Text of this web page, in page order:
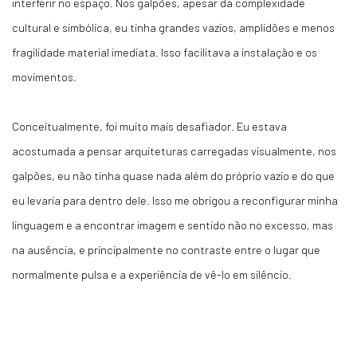
cultural e simbólica, eu tinha grandes vazios, amplidões e menos
fragilidade material imediata. Isso facilitava a instalação e os
movimentos.
Conceitualmente, foi muito mais desafiador. Eu estava
acostumada a pensar arquiteturas carregadas visualmente, nos
galpões, eu não tinha quase nada além do próprio vazio e do que
eu levaria para dentro dele. Isso me obrigou a reconfigurar minha
linguagem e a encontrar imagem e sentido não no excesso, mas
na ausência, e principalmente no contraste entre o lugar que
normalmente pulsa e a experiência de vê-lo em silêncio.